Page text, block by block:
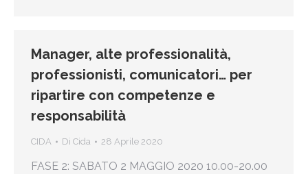
Manager, alte professionalità,
professionisti, comunicatori… per
ripartire con competenze e
responsabilità
CIDA Di Cida 28 Aprile 2020
FASE 2: SABATO 2 MAGGIO 2020 10.00-20.00